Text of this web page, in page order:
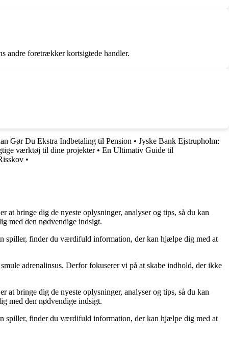
andre foretrækker kortsigtede handler.
Gør Du Ekstra Indbetaling til Pension • Jyske Bank Ejstrupholm:
værktøj til dine projekter• En Ultimativ Guide til
•
bringe dig de nyeste oplysninger, analyser og tips, så du kan
med den nødvendige indsigt.
spiller, finder du værdifuld information, der kan hjælpe dig med at
adrenalinsus. Derfor fokuserer vi på at skabe indhold, der ikke
bringe dig de nyeste oplysninger, analyser og tips, så du kan
med den nødvendige indsigt.
spiller, finder du værdifuld information, der kan hjælpe dig med at